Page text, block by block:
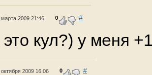
марта 2009 21:46 0 #
кул?) у меня
октября 2009 16:06 0 #